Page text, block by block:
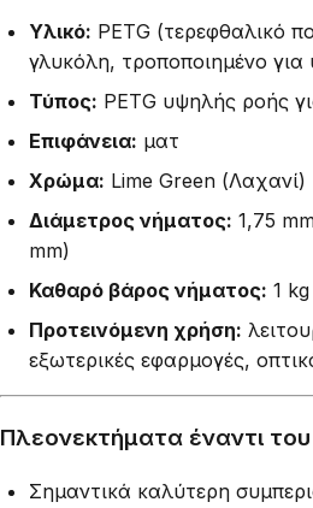
Υλικό: PETG (τερεφθαλικό
γλυκόλη, τροποποιημένο
Τύπος: PETG υψηλής ροής
Επιφάνεια: ματ
Χρώμα: Lime Green (Λαχανί)
Διάμετρος νήματος: 1,75
mm)
Καθαρό βάρος νήματος: 1 kg
Προτεινόμενη χρήση:
εξωτερικές εφαρμογές,
Πλεονεκτήματα έναντι του
Σημαντικά καλύτερη